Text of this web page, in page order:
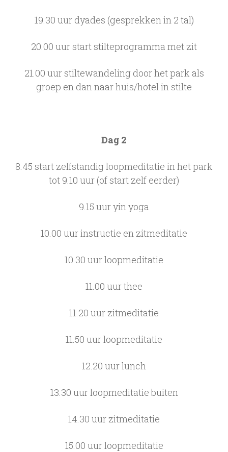
19.30 uur dyades (gesprekken in 2 tal)
20.00 uur start stilteprogramma met zit
21.00 uur stiltewandeling door het park als
groep en dan naar huis/hotel in stilte
Dag 2
8.45 start zelfstandig loopmeditatie in het park
tot 9.10 uur (of start zelf eerder)
9.15 uur yin yoga
10.00 uur instructie en zitmeditatie
10.30 uur loopmeditatie
11.00 uur thee
11.20 uur zitmeditatie
11.50 uur loopmeditatie
12.20 uur lunch
13.30 uur loopmeditatie buiten
14.30 uur zitmeditatie
15.00 uur loopmeditatie